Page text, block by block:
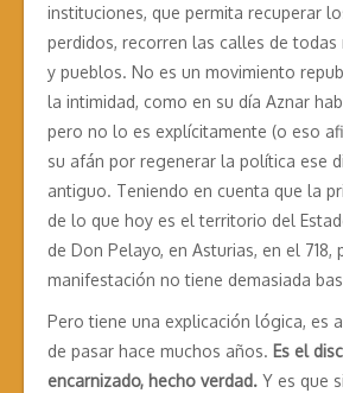
instituciones, que permita recuperar
perdidos, recorren las calles de todas
y pueblos. No es un movimiento
la intimidad, como en su día Aznar
pero no lo es explícitamente (o eso
su afán por regenerar la política ese
antiguo. Teniendo en cuenta que la
de lo que hoy es el territorio del
de Don Pelayo, en Asturias, en el 718,
manifestación no tiene demasiada
Pero tiene una explicación lógica, es
de pasar hace muchos años. Es el
encarnizado, hecho verdad. Y es que